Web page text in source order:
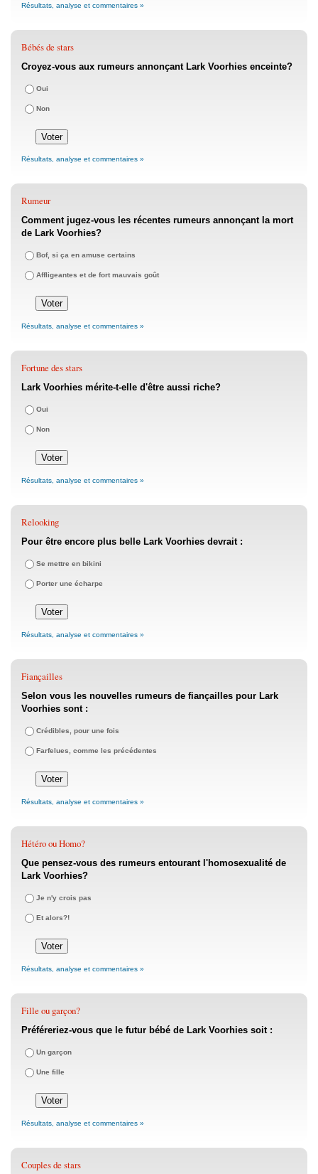
Résultats, analyse et commentaires »
Bébés de stars
Croyez-vous aux rumeurs annonçant Lark Voorhies enceinte?
Oui
Non
Résultats, analyse et commentaires »
Rumeur
Comment jugez-vous les récentes rumeurs annonçant la mort
de Lark Voorhies?
Bof, si ça en amuse certains
Affligeantes et de fort mauvais goût
Résultats, analyse et commentaires »
Fortune des stars
Lark Voorhies mérite-t-elle d'être aussi riche?
Oui
Non
Résultats, analyse et commentaires »
Relooking
Pour être encore plus belle Lark Voorhies devrait :
Se mettre en bikini
Porter une écharpe
Résultats, analyse et commentaires »
Fiançailles
Selon vous les nouvelles rumeurs de fiançailles pour Lark
Voorhies sont :
Crédibles, pour une fois
Farfelues, comme les précédentes
Résultats, analyse et commentaires »
Hétéro ou Homo?
Que pensez-vous des rumeurs entourant l'homosexualité de
Lark Voorhies?
Je n'y crois pas
Et alors?!
Résultats, analyse et commentaires »
Fille ou garçon?
Préféreriez-vous que le futur bébé de Lark Voorhies soit :
Un garçon
Une fille
Résultats, analyse et commentaires »
Couples de stars